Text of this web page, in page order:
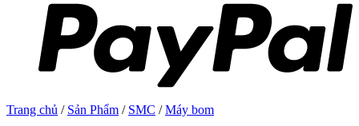
Trang chủ / Sản Phẩm / SMC / Máy bom